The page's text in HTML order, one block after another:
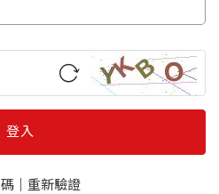
登入
｜ 重新驗證